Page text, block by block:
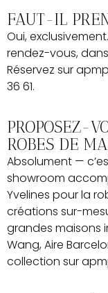
FAUT-IL
Oui,
rendez-vous,
Réservez sur
36 61.
PROPOSEZ-
ROBES DE
Absolument —
showroom
Yvelines pour la
créations sur-
grandes maisons
Wang, Aire
collection sur